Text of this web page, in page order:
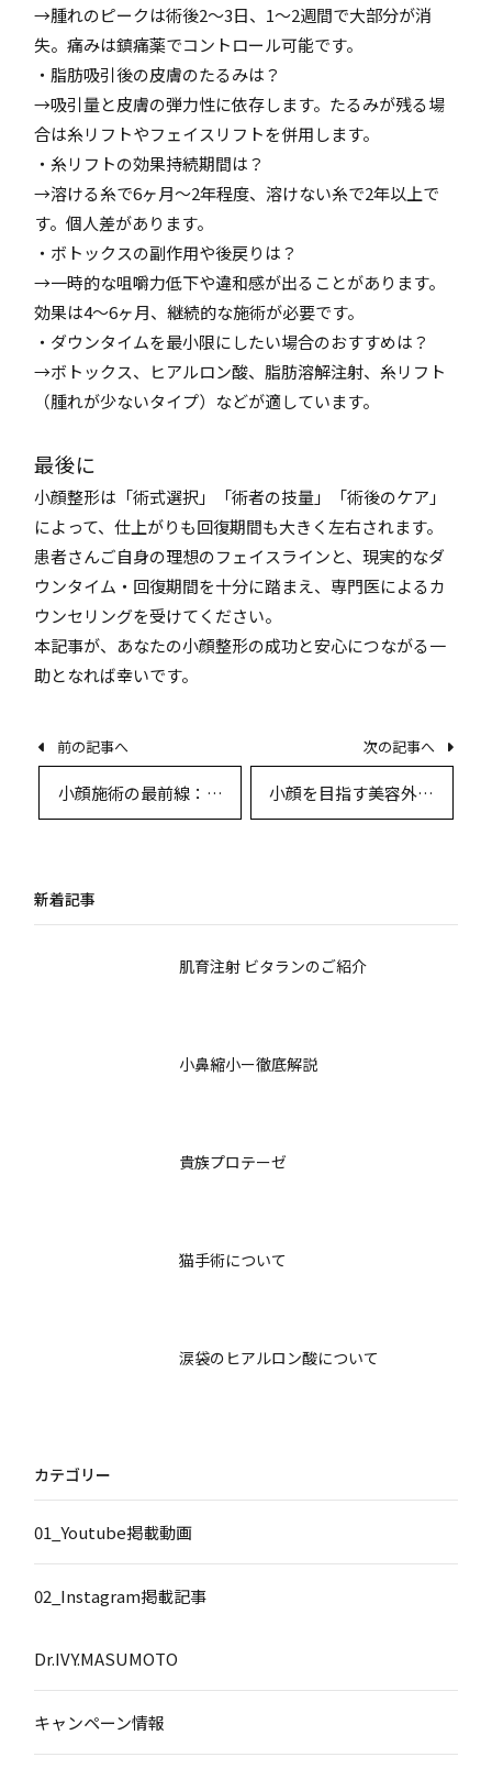
→腫れのピークは術後2〜3日、1〜2週間で大部分が消
失。痛みは鎮痛薬でコントロール可能です。
・脂肪吸引後の皮膚のたるみは？
→吸引量と皮膚の弾力性に依存します。たるみが残る場
合は糸リフトやフェイスリフトを併用します。
・糸リフトの効果持続期間は？
→溶ける糸で6ヶ月〜2年程度、溶けない糸で2年以上で
す。個人差があります。
・ボトックスの副作用や後戻りは？
→一時的な咀嚼力低下や違和感が出ることがあります。
効果は4〜6ヶ月、継続的な施術が必要です。
・ダウンタイムを最小限にしたい場合のおすすめは？
→ボトックス、ヒアルロン酸、脂肪溶解注射、糸リフト
（腫れが少ないタイプ）などが適しています。
最後に
小顔整形は「術式選択」「術者の技量」「術後のケア」
によって、仕上がりも回復期間も大きく左右されます。
患者さんご自身の理想のフェイスラインと、現実的なダ
ウンタイム・回復期間を十分に踏まえ、専門医によるカ
ウンセリングを受けてください。
本記事が、あなたの小顔整形の成功と安心につながる一
助となれば幸いです。
前の記事へ
小顔施術の最前線：最
新美容外科的アプロー
次の記事へ
小顔を目指す美容外科
の最前線―術式ごとに
新着記事
肌育注射 ビタランのご紹介
小鼻縮小ー徹底解説
貴族プロテーゼ
猫手術について
涙袋のヒアルロン酸について
カテゴリー
01_Youtube掲載動画
02_Instagram掲載記事
Dr.IVY.MASUMOTO
キャンペーン情報